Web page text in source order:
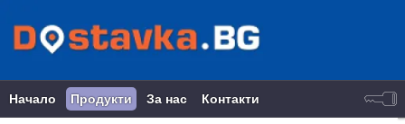
Начало Продукти За нас Контакти